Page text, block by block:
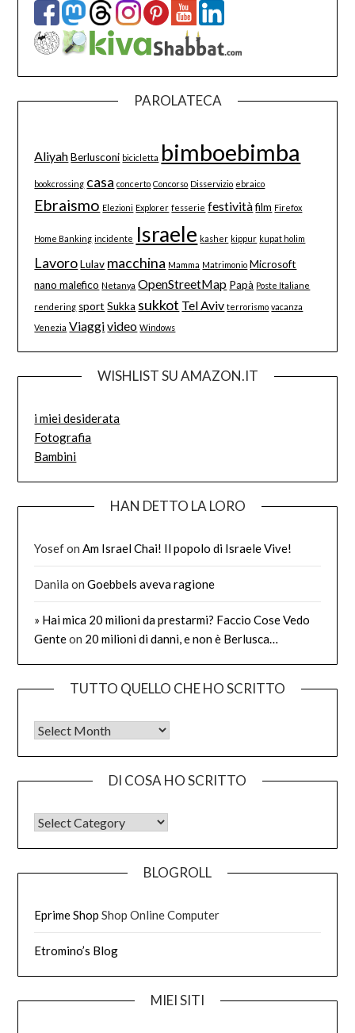
PAROLATECA
Aliyah Berlusconi bicicletta bimboebimba
bookcrossing casa concerto Concorso Disservizio ebraico
Ebraismo Elezioni Explorer fesserie festività film Firefox
Home Banking incidente Israele kasher kippur kupat holim
Lavoro Lulav macchina Mamma Matrimonio Microsoft
nano malefico Netanya OpenStreetMap Papà Poste Italiane
rendering sport Sukka sukkot Tel Aviv terrorismo vacanza
Venezia Viaggivideo Windows
WISHLIST SU AMAZON.IT
i miei desiderata
Fotografia
Bambini
HAN DETTO LA LORO
YosefonAm Israel Chai! Il popolo di Israele Vive!
Danila onGoebbels aveva ragione
» Hai mica 20 milioni da prestarmi? Faccio Cose Vedo
Genteon 20 milioni di danni, e non è Berlusca…
TUTTO QUELLO CHE HO SCRITTO
Tutto quello che ho scritto
DI COSA HO SCRITTO
DI COSA HO SCRITTO
BLOGROLL
Eprime Shop Shop Online Computer
Etromino’s Blog
MIEI SITI